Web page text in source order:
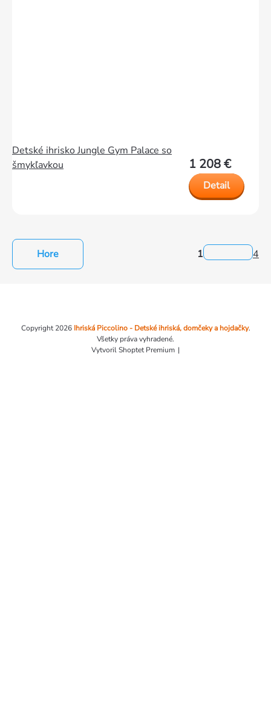
Detské ihrisko Jungle Gym Palace so
šmykľavkou
1 208 €
Detail
Ovládacie
1 4
Hore
Vytvoril Shoptet Premium
Copyright 2026 Ihriská Piccolino - Detské ihriská, domčeky a hojdačky.
Všetky práva vyhradené.